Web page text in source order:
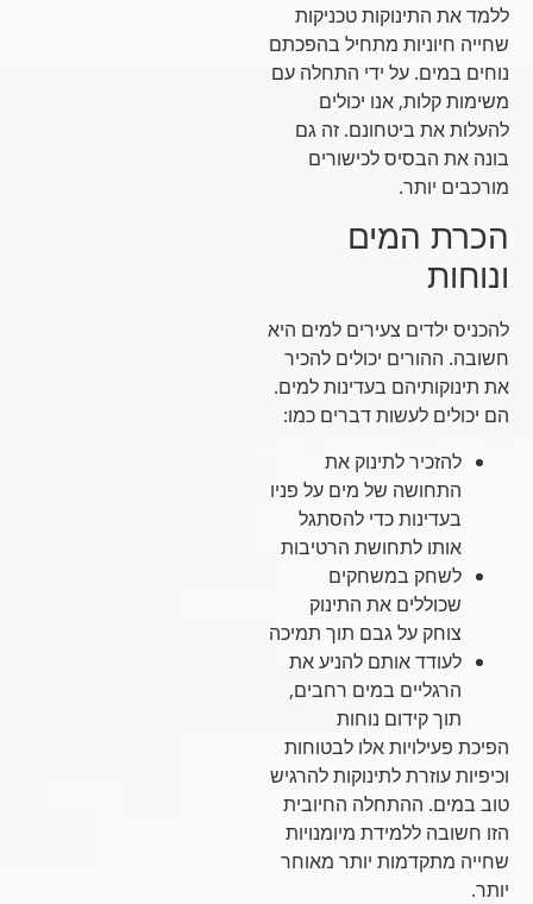
ללמד את התינוקות טכניקות
שחייה חיוניות מתחיל בהפכתם
נוחים במים. על ידי התחלה עם
משימות קלות, אנו יכולים
להעלות את ביטחונם. זה גם
בונה את הבסיס לכישורים
מורכבים יותר.
הכרת המים
ונוחות
להכניס ילדים צעירים למים היא
חשובה. ההורים יכולים להכיר
את תינוקותיהם בעדינות למים.
הם יכולים לעשות דברים כמו:
להזכיר לתינוק את
התחושה של מים על פניו
בעדינות כדי להסתגל
אותו לתחושת הרטיבות
לשחק במשחקים
שכוללים את התינוק
צוחק על גבם תוך תמיכה
לעודד אותם להניע את
הרגליים במים רחבים,
תוך קידום נוחות
הפיכת פעילויות אלו לבטוחות
וכיפיות עוזרת לתינוקות להרגיש
טוב במים. ההתחלה החיובית
הזו חשובה ללמידת מיומנויות
שחייה מתקדמות יותר מאוחר
יותר.